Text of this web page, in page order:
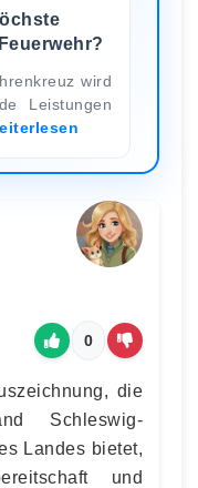
wird
Leistungen
0
die
Schleswig-
Landes bietet,
und